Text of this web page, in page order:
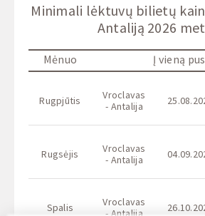
Minimali lėktuvų bilietų
Antaliją 2026
Mėnuo Į vieną
Rugpjūtis
Vroclavas
- Antalija
Rugsėjis
Vroclavas
- Antalija
Spalis
Vroclavas
- Antalija